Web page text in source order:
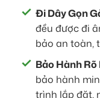
Đi Dây Gọn
đều được đi
bảo an toàn,
Bảo Hành Rõ
bảo hành
trình lắp đặt,